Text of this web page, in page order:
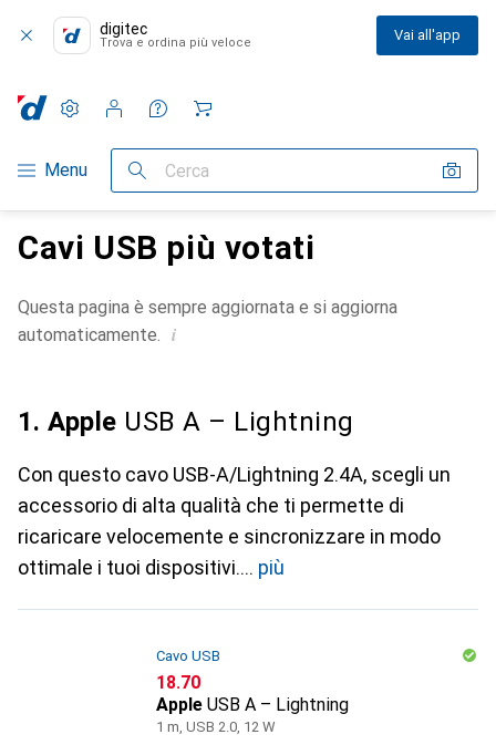
digitec
Trova e ordina più veloce Vai all'app
Categoria Navigazione
Menu Cerca
Impostazioni
Conto cliente
Liste di confronto
Liste dei desideri
Carrello
Cavi USB più votati
Questa pagina è sempre aggiornata e si aggiorna
automaticamente. i
1. Apple USB A – Lightning
Con questo cavo USB-A/Lightning 2.4A, scegli un
accessorio di alta qualità che ti permette di
ricaricare velocemente e sincronizzare in modo
ottimale i tuoi dispositivi.
più
Cavo USB
CHF
18.70
Apple USB A – Lightning
1 m, USB 2.0, 12 W